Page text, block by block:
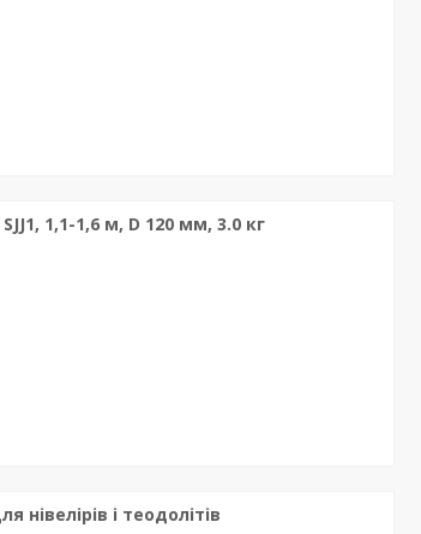
1,1-1,6 м, D 120 мм, 3.0 кг
нівелірів і теодолітів